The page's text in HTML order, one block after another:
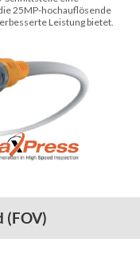
25MP-hochauflösende
Leistung bietet.
(FOV)